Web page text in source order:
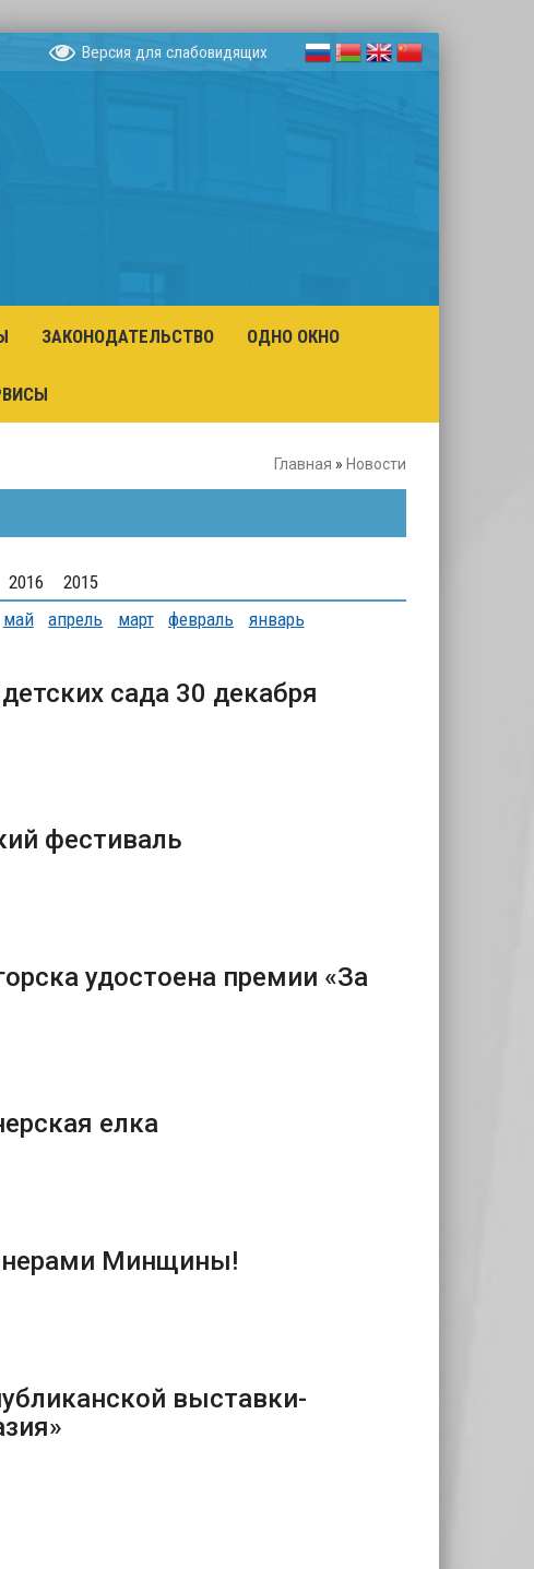
Версия для слабовидящих
ЗАКОНОДАТЕЛЬСТВО ОДНО ОКНО
Главная » Новости
2016
2015
май апрель март февраль январь
сада 30 декабря
фестиваль
удостоена премии «За
елка
Минщины!
выставки-